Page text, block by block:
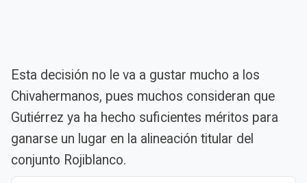
Esta decisión no le va a gustar mucho a los
Chivahermanos, pues muchos consideran que
Gutiérrez ya ha hecho suficientes méritos para
ganarse un lugar en la alineación titular del
conjunto Rojiblanco.